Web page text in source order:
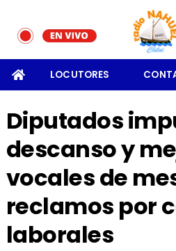
LOCUTORES
Diputados
descanso y
vocales de
reclamos por
laborales